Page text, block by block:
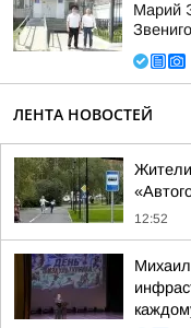
Марий
ЛЕНТА НОВОСТЕЙ
12:52